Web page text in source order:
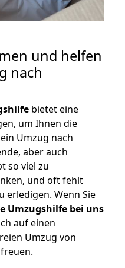
und helfen
nach
bietet eine
um Ihnen die
Umzug nach
aber auch
so viel zu
und oft fehlt
erledigen. Wenn Sie
Umzugshilfe bei uns
auf einen
Umzug von